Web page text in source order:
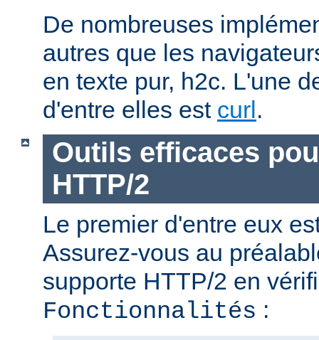
De nombreuses
autres que les
en texte pur, h2c. L'une
d'entre elles est curl.
Outils efficaces
HTTP/2
Le premier d'entre eux
Assurez-vous au
supporte HTTP/2 en
Fonctionnalités :